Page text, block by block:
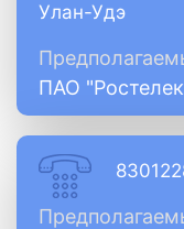
Улан-Удэ
ПАО